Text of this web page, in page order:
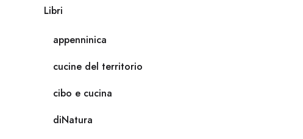
Libri
appenninica
cucine del territorio
cibo e cucina
diNatura